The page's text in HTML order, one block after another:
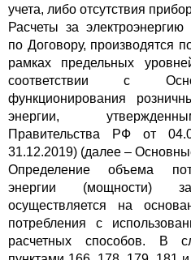
учета, либо отсутствия
Расчеты за
по Договору, производятся
рамках предельных
соответствии с
функционирования
энергии,
Правительства РФ от
31.12.2019) (далее –
Определение объема
энергии (мощности)
осуществляется на
потребления с
расчетных способов. В